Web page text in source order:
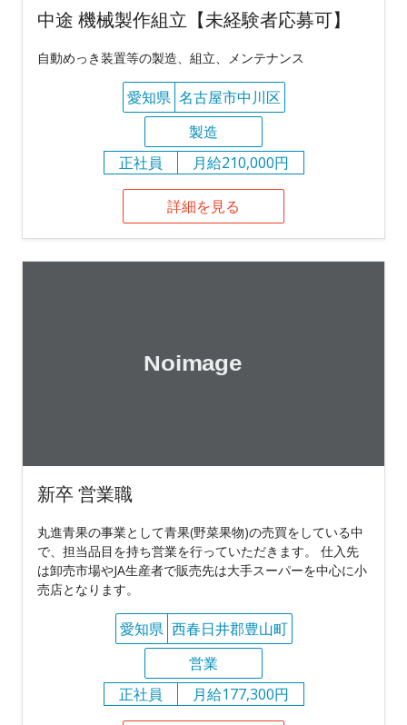
中途 機械製作組立【未経験者応募可】
自動めっき装置等の製造、組立、メンテナンス
愛知県 名古屋市中川区
製造
正社員
月給210,000円
詳細を見る
新卒 営業職
丸進青果の事業として青果(野菜果物)の売買をしている中
で、担当品目を持ち営業を行っていただきます。 仕入先
は卸売市場やJA生産者で販売先は大手スーパーを中心に小
売店となります。
愛知県 西春日井郡豊山町
営業
正社員
月給177,300円